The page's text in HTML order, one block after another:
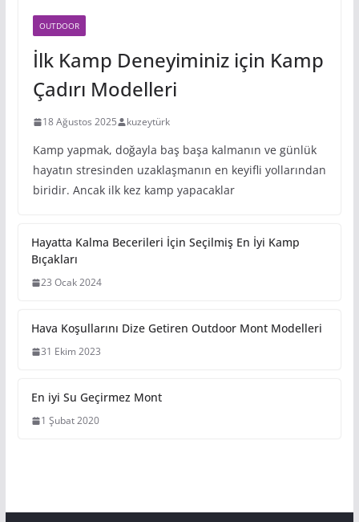
OUTDOOR
İlk Kamp Deneyiminiz için Kamp
Çadırı Modelleri
18 Ağustos 2025 kuzeytürk
Kamp yapmak, doğayla baş başa kalmanın ve günlük
hayatın stresinden uzaklaşmanın en keyifli yollarından
biridir. Ancak ilk kez kamp yapacaklar
Hayatta Kalma Becerileri İçin Seçilmiş En İyi Kamp
Bıçakları
23 Ocak 2024
Hava Koşullarını Dize Getiren Outdoor Mont Modelleri
31 Ekim 2023
En iyi Su Geçirmez Mont
1 Şubat 2020